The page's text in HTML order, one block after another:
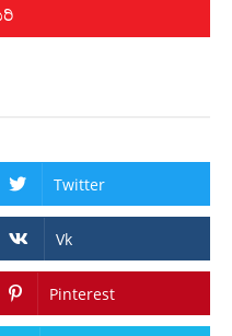
Twitter
Vk
Pinterest